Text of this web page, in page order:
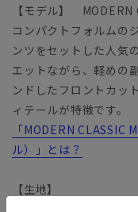
【モデル】 MODERN
コンパクトフォルムの
ンツをセットした人気
エットながら、軽めの
ンドしたフロントカッ
ィテールが特徴です。
「MODERN CLASSIC
ル）」とは？
【生地】